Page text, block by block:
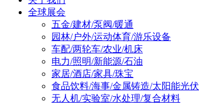
全球展会
五金/建材/泵阀/暖通
园林/户外/运动体育/游乐设备
车配/两轮车/农业/机床
电力/照明/新能源/石油
家居/酒店/家具/珠宝
食品饮料/海事/金属铸造/太阳能光伏
无人机/实验室/水处理/复合材料